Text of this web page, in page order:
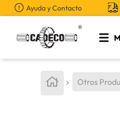
Ayuda y Contacto
Otros